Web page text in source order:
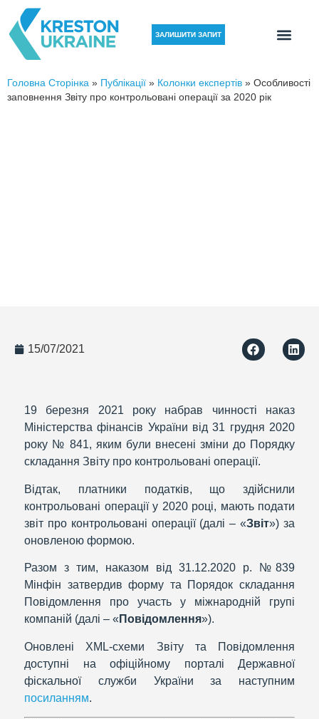
ЗАЛИШИТИ ЗАПИТ
Головна Сторінка » Публікації » Колонки експертів » Особливості
заповнення Звіту про контрольовані операції за 2020 рік
15/07/2021
19 березня 2021 року набрав чинності наказ
Міністерства фінансів України від 31 грудня 2020
року № 841, яким були внесені зміни до Порядку
складання Звіту про контрольовані операції.
Відтак, платники податків, що здійснили
контрольовані операції у 2020 році, мають подати
звіт про контрольовані операції (далі – «Звіт») за
оновленою формою.
Разом з тим, наказом від 31.12.2020 р. №839
Мінфін затвердив форму та Порядок складання
Повідомлення про участь у міжнародній групі
компаній (далі – « Повідомлення»).
Оновлені XML-схеми Звіту та Повідомлення
доступні на офіційному порталі Державної
фіскальної служби України за наступним
посиланням.